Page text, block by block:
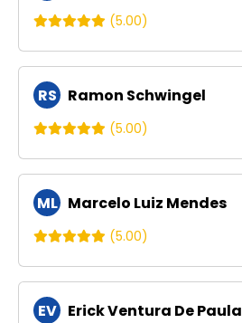
(5.00)
RS Ramon Schwingel
(5.00)
ML Marcelo Luiz Mendes
(5.00)
EV Erick Ventura De Paula